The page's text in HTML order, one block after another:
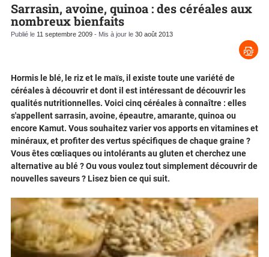
Sarrasin, avoine, quinoa : des céréales aux
nombreux bienfaits
Publié le 11 septembre 2009 - Mis à jour le 30 août 2013
Hormis le blé, le riz et le maïs, il existe toute une variété de
céréales à découvrir et dont il est intéressant de découvrir les
qualités nutritionnelles. Voici cinq céréales à connaître : elles
s'appellent sarrasin, avoine, épeautre, amarante, quinoa ou
encore Kamut. Vous souhaitez varier vos apports en vitamines et
minéraux, et profiter des vertus spécifiques de chaque graine ?
Vous êtes cœliaques ou intolérants au gluten et cherchez une
alternative au blé ? Ou vous voulez tout simplement découvrir de
nouvelles saveurs ? Lisez bien ce qui suit.